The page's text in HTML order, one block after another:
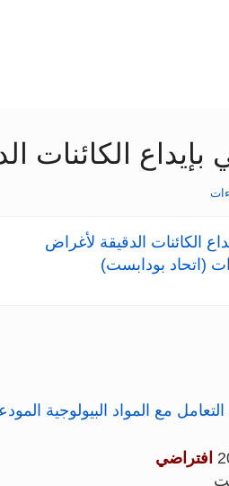
بإيداع
الكائنات الدقيقة لأغراض
(اتحاد بودابست)
البيولوجية المودعة لدى الوكالات
افتراضي